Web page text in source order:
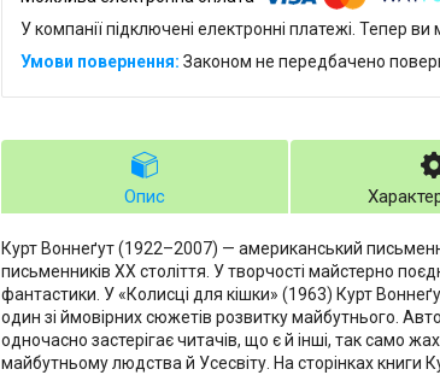
У компанії підключені електронні платежі. Тепер
Законом не передбачено
Опис
Курт Воннеґут (1922–2007) — американський
письменників XX століття. У творчості майстерно
фантастики. У «Колисці для кішки» (1963) Курт
один зі ймовірних сюжетів розвитку майбутнього.
одночасно застерігає читачів, що є й інші, так само
майбутньому людства й Усесвіту. На сторінках книги